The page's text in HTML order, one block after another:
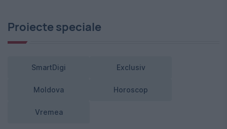
Proiecte speciale
SmartDigi Exclusiv
Moldova Horoscop
Vremea